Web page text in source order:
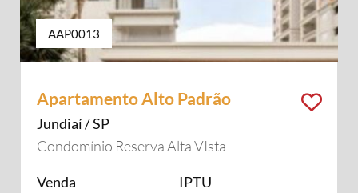
AAP0013
Apartamento Alto Padrão
Jundiaí / SP
Condomínio Reserva Alta VIsta
Venda IPTU